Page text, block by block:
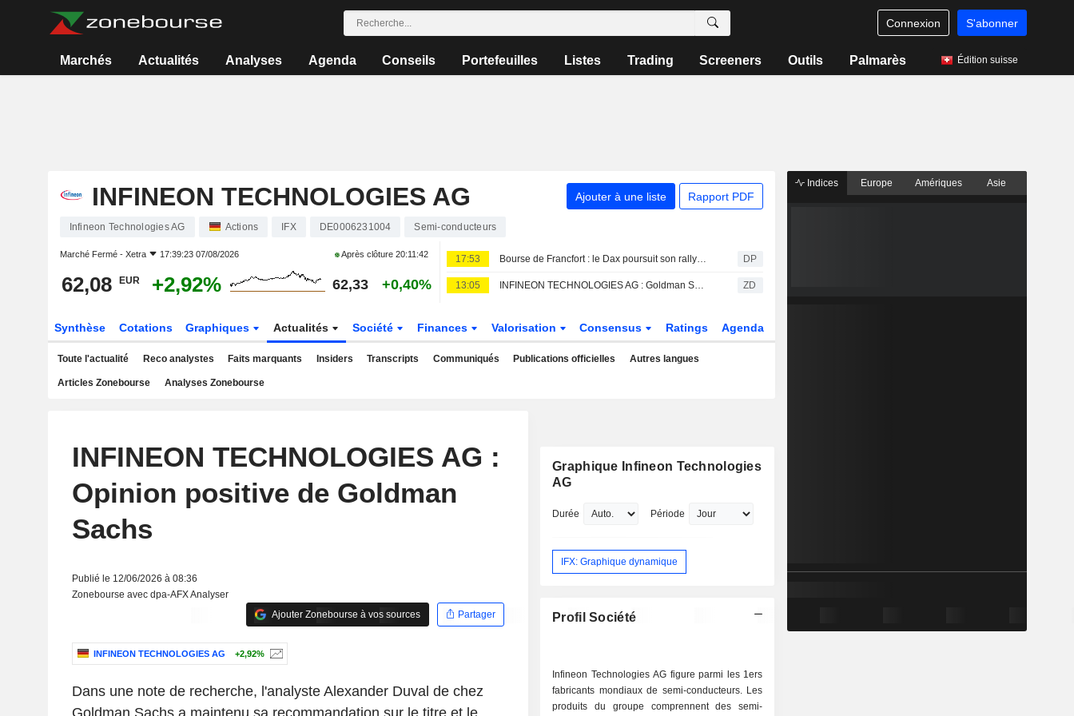
Connexion S'abonner
Marchés Actualités Analyses Agenda Conseils Portefeuilles Listes Trading Screeners Outils Palmarès Édition suisse
INFINEON TECHNOLOGIES AG Ajouter à une liste Rapport PDF
Infineon Technologies AG Actions IFX DE0006231004 Semi-conducteurs
Marché Fermé - Xetra 17:39:23 07/08/2026 Après clôture20:11:42
62,08 EUR +2,92% 62,33 +0,40%
17:53 Bourse de Francfort : le Dax poursuit son rallye historique après le rapport sur l'emploi américain DP
13:05 INFINEON TECHNOLOGIES AG : Goldman Sachs réitère son opinion positive sur le titre ZD
Synthèse Cotations Graphiques Actualités Société Finances Valorisation Consensus Ratings Agenda
Toute l'actualité Reco analystes Faits marquants Insiders Transcripts Communiqués Publications officielles Autres langues
Articles Zonebourse Analyses Zonebourse
INFINEON TECHNOLOGIES AG :
Opinion positive de Goldman
Sachs
Publié le 12/06/2026 à 08:36
Zonebourse avec dpa-AFX Analyser
Ajouter Zonebourse à vos sources
Partager
INFINEON TECHNOLOGIES AG +2,92%
Dans une note de recherche, l'analyste Alexander Duval de chez
Graphique Infineon Technologies
AG
Durée Période
IFX: Graphique dynamique
Profil Société
Infineon Technologies AG figure parmi les 1ers
fabricants mondiaux de semi-conducteurs. Les
produits du groupe comprennent des semi-
Indices Europe Amériques Asie